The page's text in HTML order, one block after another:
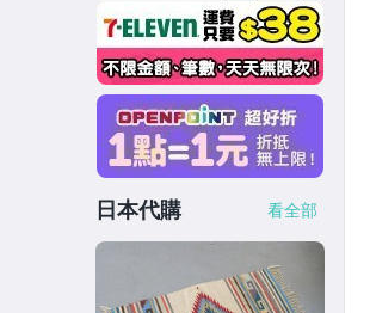
日本代購 看全部